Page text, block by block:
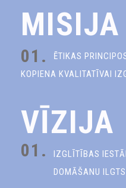
MISIJA
01.
ĒTIKAS
KOPIENA KVALITATĪVAI
VĪZIJA
01.
IZGLĪTĪBAS
DOMĀŠANU